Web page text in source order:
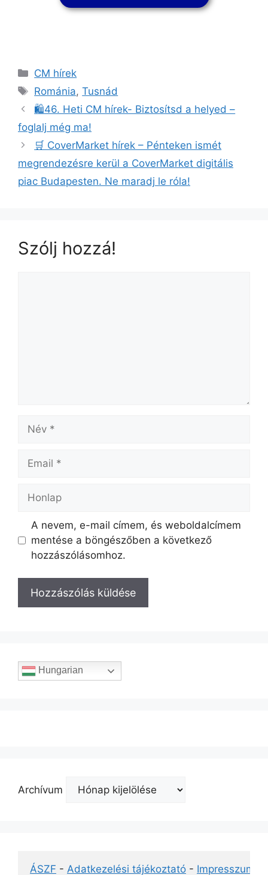
CM hírek
Románia,Tusnád
🛍️46. Heti CM hírek- Biztosítsd a helyed –
foglalj még ma!
🛒 CoverMarket hírek – Pénteken ismét
megrendezésre kerül a CoverMarket digitális
piac Budapesten. Ne maradj le róla!
Szólj hozzá!
A nevem, e-mail címem, és weboldalcímem
mentése a böngészőben a következő
hozzászólásomhoz.
Hungarian
Archívum
ÁSZF - Adatkezelési tájékoztató - Impresszum